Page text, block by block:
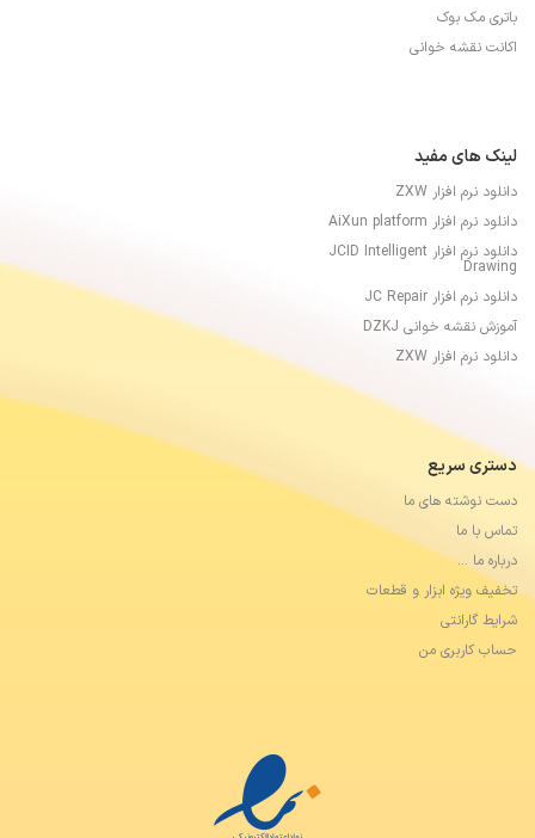
باتری مک بوک
اکانت نقشه خوانی
لینک های مفید
دانلود نرم افزار ZXW
دانلود نرم افزار AiXun platform
دانلود نرم افزار JCID Intelligent
Drawing
دانلود نرم افزار JC Repair
آموزش نقشه خوانی DZKJ
دانلود نرم افزار ZXW
دستری سریع
دست نوشته های ما
تماس با ما
درباره ما …
تخفیف ویژه ابزار و قطعات
شرایط گارانتی
حساب کاربری من